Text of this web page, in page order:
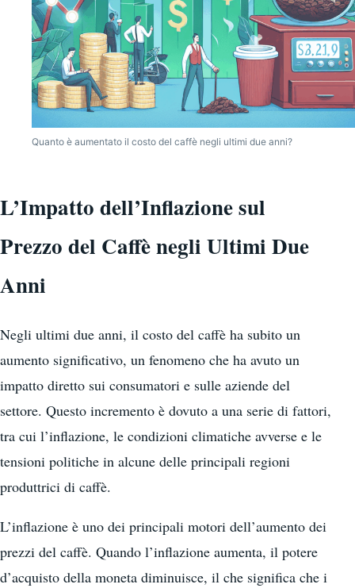
Quanto è aumentato il costo del caffè negli ultimi due anni?
L’Impatto dell’Inflazione sul
Prezzo del Caffè negli Ultimi Due
Anni
Negli ultimi due anni, il costo del caffè ha subito un
aumento significativo, un fenomeno che ha avuto un
impatto diretto sui consumatori e sulle aziende del
settore. Questo incremento è dovuto a una serie di fattori,
tra cui l’inflazione, le condizioni climatiche avverse e le
tensioni politiche in alcune delle principali regioni
produttrici di caffè.
L’inflazione è uno dei principali motori dell’aumento dei
prezzi del caffè. Quando l’inflazione aumenta, il potere
d’acquisto della moneta diminuisce, il che significa che i